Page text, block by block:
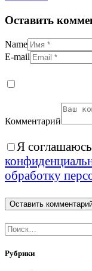
Оставить
Name
E-mail
Комментарий
Я
обработку
Найти:
Рубрики